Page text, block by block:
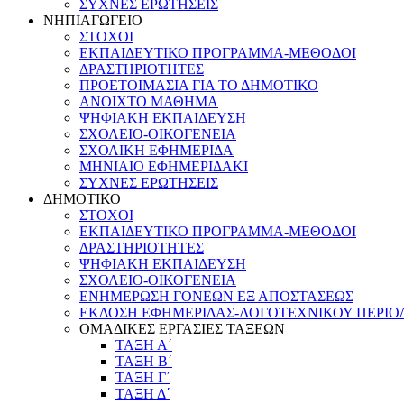
ΣΥΧΝΕΣ ΕΡΩΤΗΣΕΙΣ
ΝΗΠΙΑΓΩΓΕΙΟ
ΣΤΟΧΟΙ
ΕΚΠΑΙΔΕΥΤΙΚΟ ΠΡΟΓΡΑΜΜΑ-ΜΕΘΟΔΟΙ
ΔΡΑΣΤΗΡΙΟΤΗΤΕΣ
ΠΡΟΕΤΟΙΜΑΣΙΑ ΓΙΑ ΤΟ ΔΗΜΟΤΙΚΟ
ΑΝΟΙΧΤΟ ΜΑΘΗΜΑ
ΨΗΦΙΑΚΗ ΕΚΠΑΙΔΕΥΣΗ
ΣΧΟΛΕΙΟ-ΟΙΚΟΓΕΝΕΙΑ
ΣΧΟΛΙΚΗ ΕΦΗΜΕΡΙΔΑ
ΜΗΝΙΑΙΟ ΕΦΗΜΕΡΙΔΑΚΙ
ΣΥΧΝΕΣ ΕΡΩΤΗΣΕΙΣ
ΔΗΜΟΤΙΚΟ
ΣΤΟΧΟΙ
ΕΚΠΑΙΔΕΥΤΙΚΟ ΠΡΟΓΡΑΜΜΑ-ΜΕΘΟΔΟΙ
ΔΡΑΣΤΗΡΙΟΤΗΤΕΣ
ΨΗΦΙΑΚΗ ΕΚΠΑΙΔΕΥΣΗ
ΣΧΟΛΕΙΟ-ΟΙΚΟΓΕΝΕΙΑ
ΕΝΗΜΕΡΩΣΗ ΓΟΝΕΩΝ ΕΞ ΑΠΟΣΤΑΣΕΩΣ
ΕΚΔΟΣΗ ΕΦΗΜΕΡΙΔΑΣ-ΛΟΓΟΤΕΧΝΙΚΟΥ
ΟΜΑΔΙΚΕΣ ΕΡΓΑΣΙΕΣ ΤΑΞΕΩΝ
ΤΑΞΗ Α΄
ΤΑΞΗ Β΄
ΤΑΞΗ Γ΄
ΤΑΞΗ Δ΄